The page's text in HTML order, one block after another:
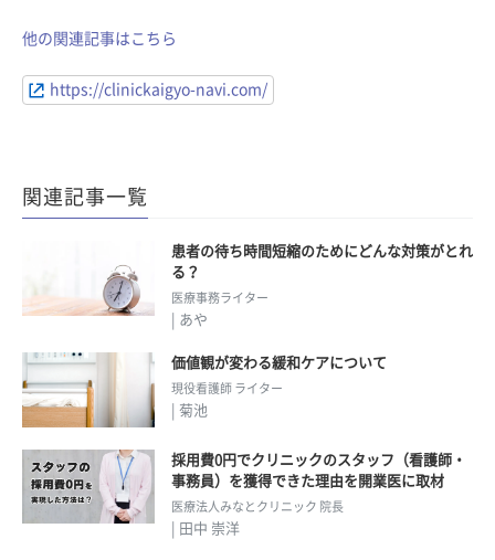
他の関連記事はこちら
https://clinickaigyo-navi.com/
関連記事一覧
患者の待ち時間短縮のためにどんな対策がとれ
る？
医療事務ライター
| あや
価値観が変わる緩和ケアについて
現役看護師 ライター
| 菊池
採用費0円でクリニックのスタッフ（看護師・
事務員）を獲得できた理由を開業医に取材
医療法人みなとクリニック 院長
| 田中 崇洋